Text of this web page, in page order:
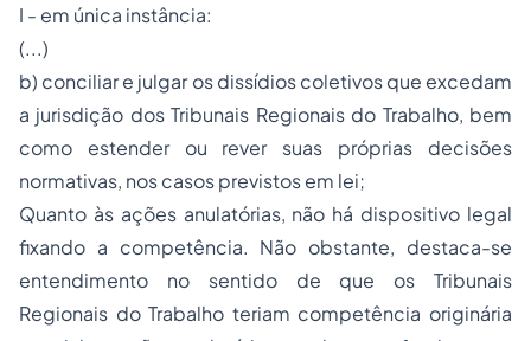
I - em única instância:
(...)
b) conciliar e julgar os dissídios coletivos que excedam
a jurisdição dos Tribunais Regionais do Trabalho, bem
como estender ou rever suas próprias decisões
normativas, nos casos previstos em lei;
Quanto às ações anulatórias, não há dispositivo legal
fixando a competência. Não obstante, destaca-se
entendimento no sentido de que os Tribunais
Regionais do Trabalho teriam competência originária